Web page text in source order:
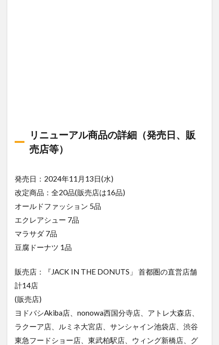
リニューアル商品の詳細（発売日、販
売店等）
発売日：2024年11月13日(水)
改定商品：全20品(販売店は16品)
オールドファッション 5品
エクレアシュー 7品
マラサダ 7品
豆腐ドーナツ 1品
販売店：『JACK IN THE DONUTS」 首都圏の直営店舗
計14店
(販売店)
ヨドバシAkiba店、nonowa西国分寺店、アトレ大森店、
ラクーア店、ルミネ大宮店、サンシャイン池袋店、渋谷
東急フードショー店、東武柏駅店、ウィング新橋店、グ